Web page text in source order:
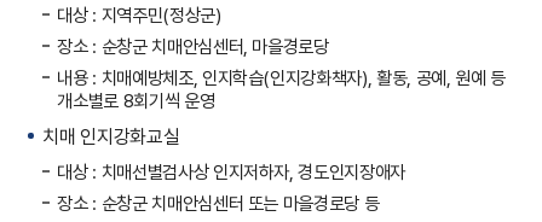
대상 : 지역주민(정상군)
장소 : 순창군 치매안심센터, 마을경로당
내용 : 치매예방체조, 인지학습(인지강화책자), 활동, 공예, 원예 등
개소별로 8회기씩 운영
치매 인지강화교실
대상 : 치매선별검사상 인지저하자, 경도인지장애자
장소 : 순창군 치매안심센터 또는 마을경로당 등